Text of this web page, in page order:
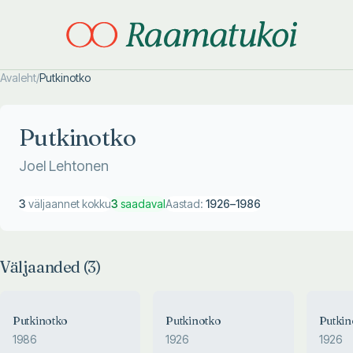
Avaleht/Putkinotko
Putkinotko
Joel Lehtonen
3 väljaannet kokku3 saadavalAastad: 1926–1986
Väljaanded (3)
Putkinotko
1986
Putkinotko
1926 1926